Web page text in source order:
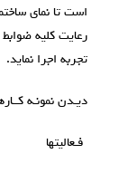
است تا نمای
رعایت کلیه
تجربه اجرا نماید.
دیـدن نمونـه
فـعالیتها